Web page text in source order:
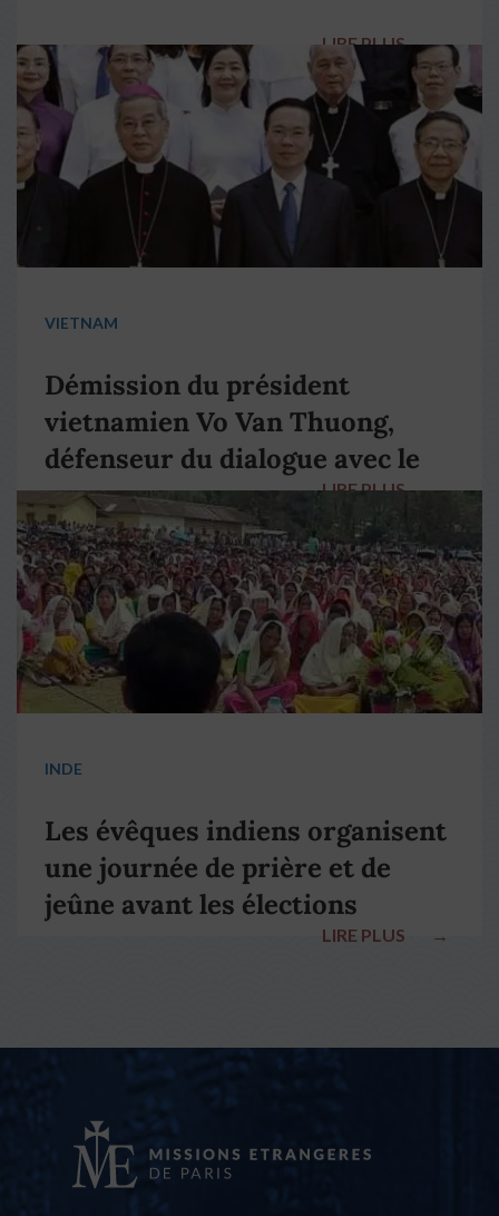
LIRE PLUS →
VIETNAM
Démission du président
vietnamien Vo Van Thuong,
défenseur du dialogue avec le
pape François
LIRE PLUS →
INDE
Les évêques indiens organisent
une journée de prière et de
jeûne avant les élections
LIRE PLUS →